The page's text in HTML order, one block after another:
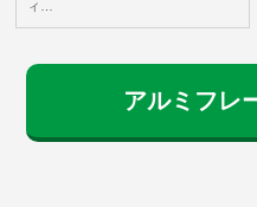
ィ…
アルミフレ